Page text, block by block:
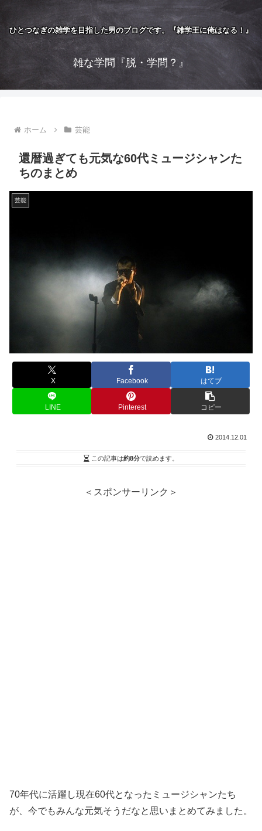
ひとつなぎの雑学を目指した男のブログです。『雑学王に俺はなる！』
雑な学問『脱・学問？』
ホーム 芸能
還暦過ぎても元気な60代ミュージシャンた
ちのまとめ
芸能
X Facebook はてブ
LINE Pinterest コピー
2014.12.01
この記事は約8分で読めます。
＜スポンサーリンク＞
70年代に活躍し現在60代となったミュージシャンたち
が、今でもみんな元気そうだなと思いまとめてみました。